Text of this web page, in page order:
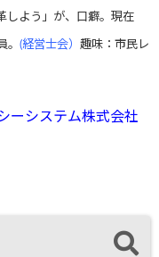
しよう」が、口癖。現在
。 (経営士会） 趣味：市民レ
ーシステム株式会社